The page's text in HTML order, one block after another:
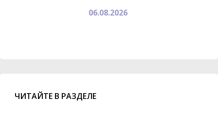
06.08.2026
ЧИТАЙТЕ В РАЗДЕЛЕ